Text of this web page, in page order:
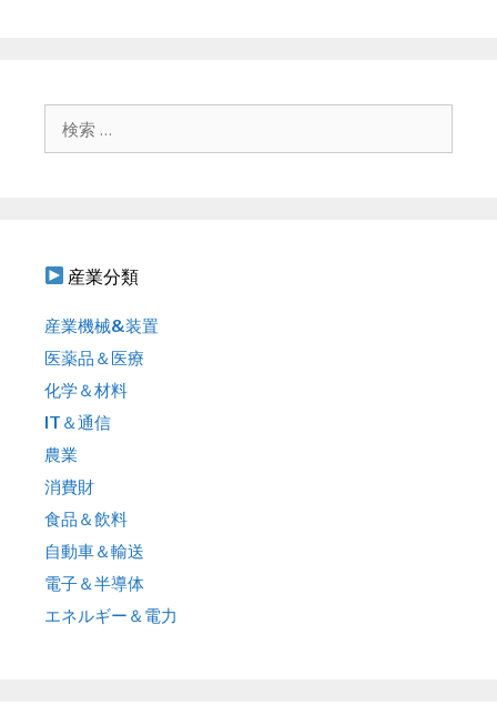
産業分類
産業機械&装置
医薬品＆医療
化学＆材料
IT＆通信
農業
消費財
食品＆飲料
自動車＆輸送
電子＆半導体
エネルギー＆電力